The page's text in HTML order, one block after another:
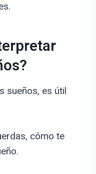
sueños, es útil
cómo te